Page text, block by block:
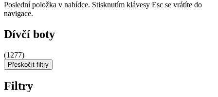
Poslední položka v nabídce. Stisknutím klávesy Esc se vrátíte do
navigace.
Dívčí boty
(1277)
Přeskočit filtry
Filtry